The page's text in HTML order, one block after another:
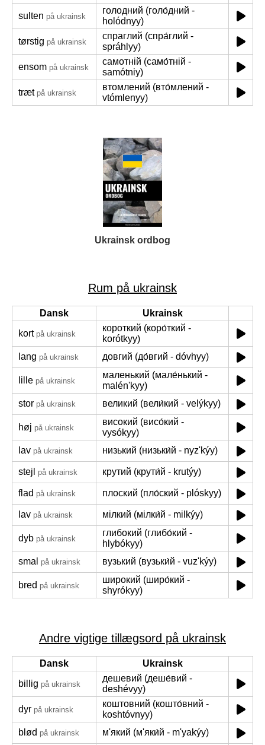
sulten på ukrainsk
голодний (голо́дний -
holódnyy)
tørstig på ukrainsk
спраглий (спра́глий -
spráhlyy)
ensom på ukrainsk
самотній (само́тній -
samótniy)
træt på ukrainsk
втомлений (вто́млений -
vtómlenyy)
Ukrainsk ordbog
Rum på ukrainsk
Dansk
Ukrainsk
kort på ukrainsk
короткий (коро́ткий -
korótkyy)
lang på ukrainsk довгий (до́вгий - dóvhyy)
lille på ukrainsk
маленький (мале́нький -
malénʹkyy)
stor på ukrainsk великий (вели́кий - velýkyy)
høj på ukrainsk
високий (висо́кий -
vysókyy)
lav på ukrainsk низький (низьки́й - nyzʹkýy)
stejl på ukrainsk крутий (крути́й - krutýy)
flad på ukrainsk плоский (пло́ский - plóskyy)
lav på ukrainsk мілкий (мілки́й - milkýy)
dyb på ukrainsk
глибокий (глибо́кий -
hlybókyy)
smal
på ukrainsk вузький (вузьки́й - vuzʹkýy)
bred på ukrainsk
широкий (широ́кий -
shyrókyy)
Andre vigtige tillægsord på ukrainsk
Dansk
Ukrainsk
billig på ukrainsk
дешевий (деше́вий -
deshévyy)
dyr på ukrainsk
коштовний (кошто́вний -
koshtóvnyy)
blød på ukrainsk м'який (м'яки́й - m'yakýy)